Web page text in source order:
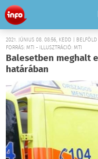
2021. JÚNIUS 08. 08:56, KEDD | BELFÖLD
FORRÁS: MTI - ILLUSZTRÁCIÓ: MTI
Balesetben meghalt
határában